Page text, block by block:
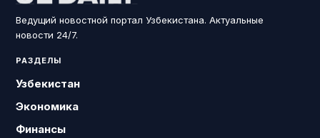
Ведущий новостной портал Узбекистана. Актуальные
новости 24/7.
РАЗДЕЛЫ
Узбекистан
Экономика
Финансы